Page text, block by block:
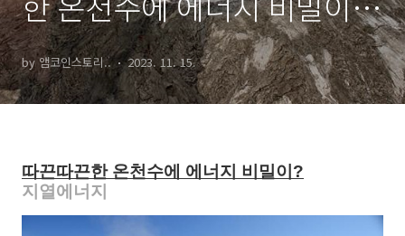
지열에너지
by 앰코인스토리.. 2023. 11. 15.
따끈따끈한 온천수에 에너지 비밀이?
지열에너지